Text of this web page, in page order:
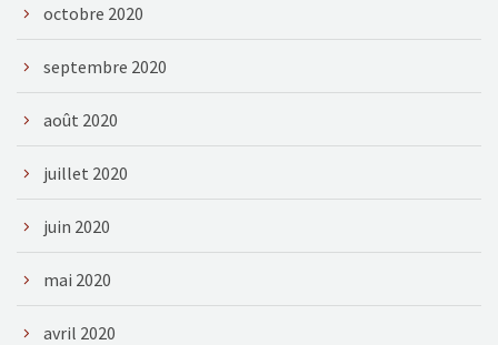
octobre 2020
septembre 2020
août 2020
juillet 2020
juin 2020
mai 2020
avril 2020